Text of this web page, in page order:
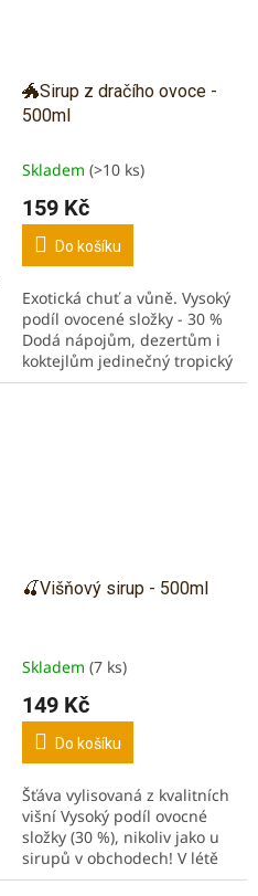
🐲Sirup z dračího ovoce -
500ml
Skladem (>10 ks)
159 Kč
Do košíku
Exotická chuť a vůně. Vysoký
podíl ovocené složky - 30 %
Dodá nápojům, dezertům i
koktejlům jedinečný tropický
nádech. Přirozeně bohatý na
🍒Višňový sirup - 500ml
Skladem (7 ks)
149 Kč
Do košíku
Šťáva vylisovaná z kvalitních
višní Vysoký podíl ovocné
složky (30 %), nikoliv jako u
sirupů v obchodech! V létě
osvěží jako limonáda, v zimě